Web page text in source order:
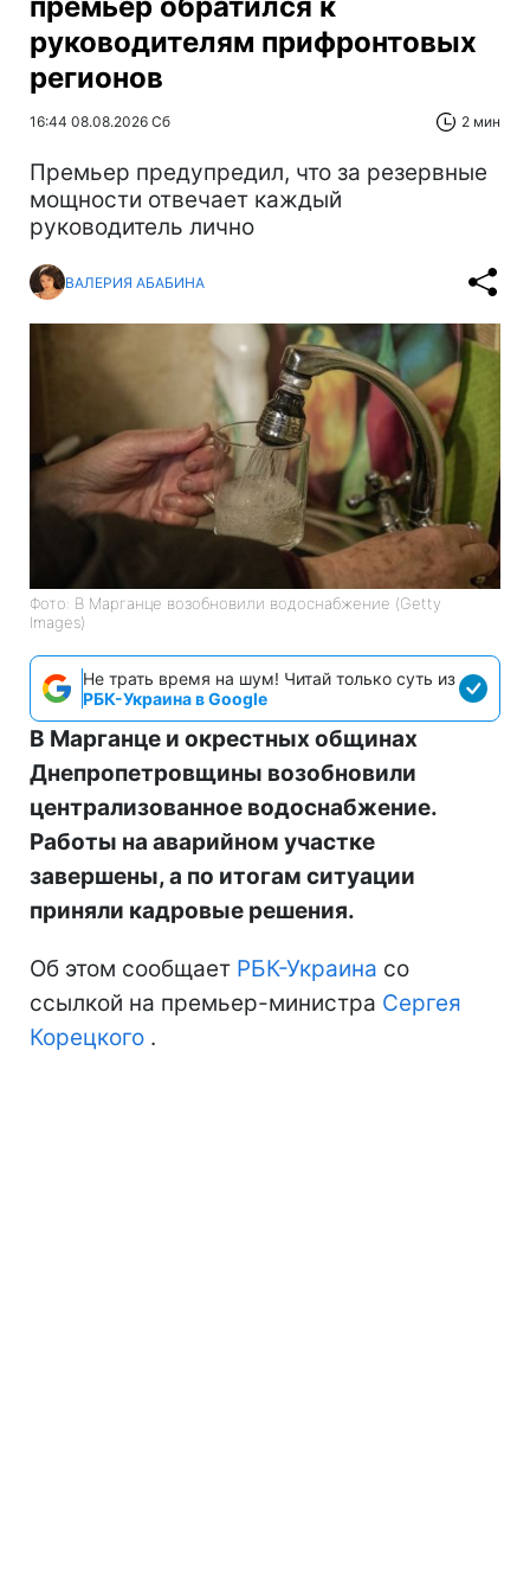
руководителям прифронтовых
регионов
16:44 08.08.2026 Сб 2 мин
Премьер предупредил, что за резервные
мощности отвечает каждый
руководитель лично
ВАЛЕРИЯ АБАБИНА
Фото: В Марганце возобновили водоснабжение (Getty
Images)
Не трать время на шум! Читай только суть из
РБК-Украина в Google
В Марганце и окрестных общинах
Днепропетровщины возобновили
централизованное водоснабжение.
Работы на аварийном участке
завершены, а по итогам ситуации
приняли кадровые решения.
Об этом сообщает РБК-Украина со
ссылкой на премьер-министра Сергея
Корецкого .